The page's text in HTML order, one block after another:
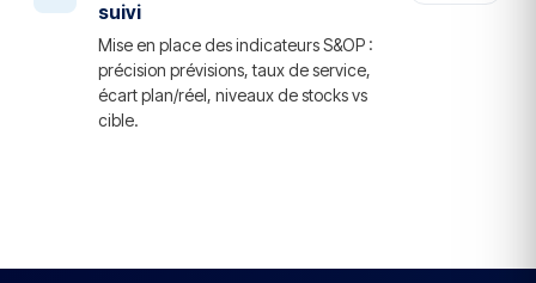
suivi
Mise en place des indicateurs S&OP :
précision prévisions, taux de service,
écart plan/réel, niveaux de stocks vs
cible.